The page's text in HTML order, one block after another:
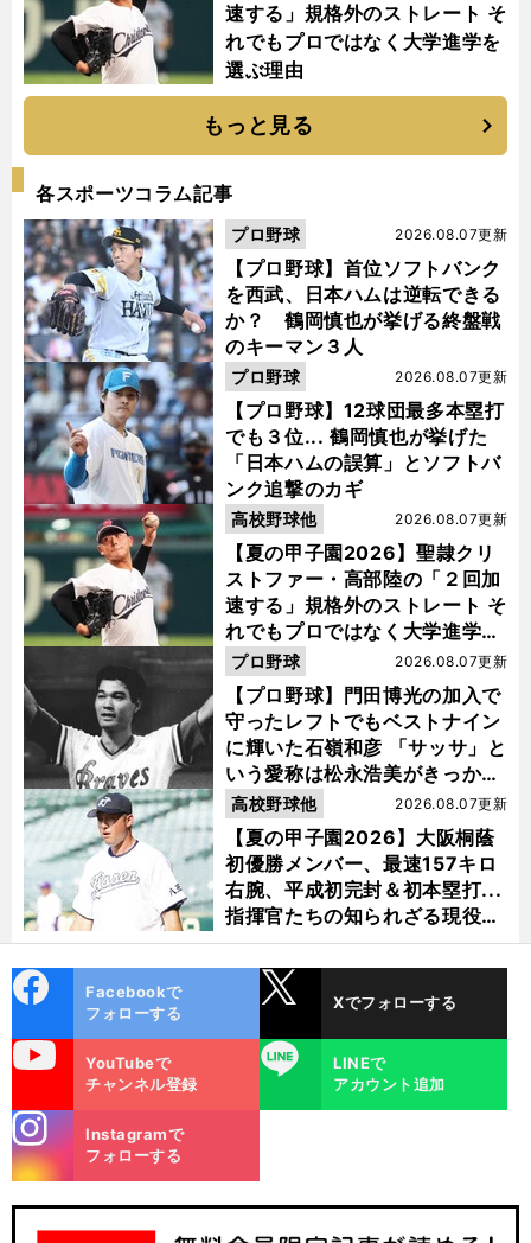
速する」規格外のストレート そ
れでもプロではなく大学進学を
選ぶ理由
もっと見る
各スポーツコラム記事
【プロ野球】首位ソフトバンク
を西武、日本ハムは逆転できる
か？ 鶴岡慎也が挙げる終盤戦
のキーマン３人
2026.08.07更新
プロ野球
【プロ野球】12球団最多本塁打
でも３位... 鶴岡慎也が挙げた
「日本ハムの誤算」とソフトバ
ンク追撃のカギ
2026.08.07更新
プロ野球
【夏の甲子園2026】聖隷クリ
ストファー・高部陸の「２回加
速する」規格外のストレート そ
れでもプロではなく大学進学を
選ぶ理由
2026.08.07更新
高校野球他
【プロ野球】門田博光の加入で
守ったレフトでもベストナイン
に輝いた石嶺和彦 「サッサ」と
いう愛称は松永浩美がきっか
け？
2026.08.07更新
プロ野球
【夏の甲子園2026】大阪桐蔭
初優勝メンバー、最速157キロ
右腕、平成初完封＆初本塁打...
指揮官たちの知られざる現役時
代
2026.08.07更新
高校野球他
ok
Facebookで
フォローする
Xでフォローする
YouTubeで
チャンネル登録
LINE
LINEで
アカウント追加
m
Instagramで
フォローする